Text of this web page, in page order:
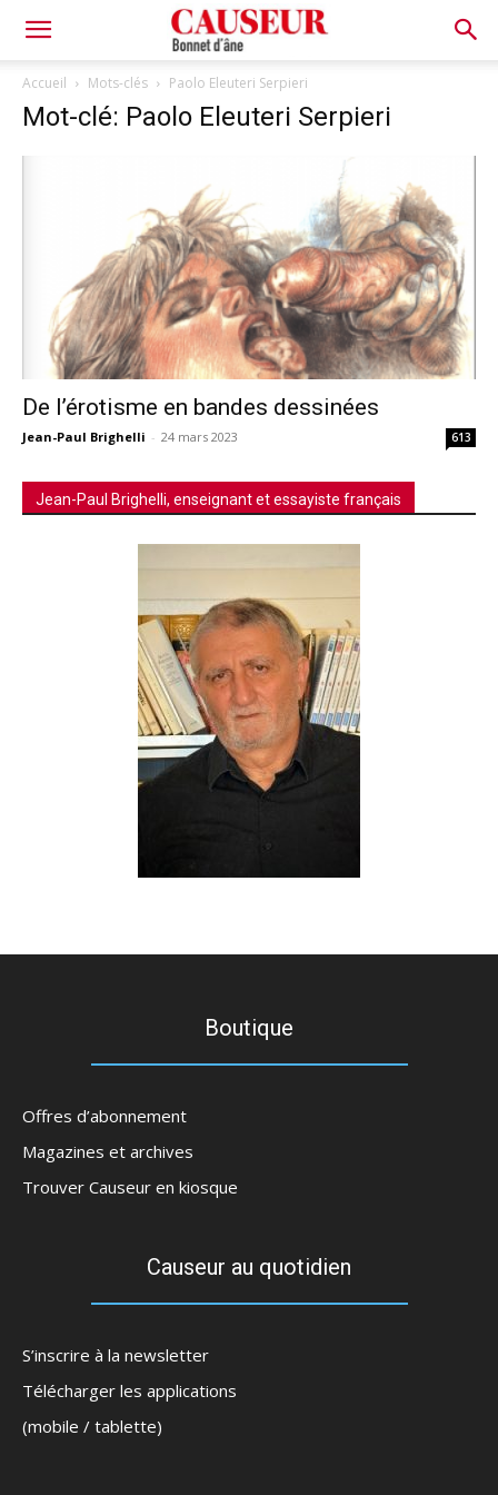
Bonnet
d'âne
Accueil Mots-clés Paolo Eleuteri Serpieri
Mot-clé: Paolo Eleuteri Serpieri
De l’érotisme en bandes dessinées
Jean-Paul Brighelli - 24 mars 2023 613
Jean-Paul Brighelli, enseignant et essayiste français
Boutique
Offres d’abonnement
Magazines et archives
Trouver Causeur en kiosque
Causeur au quotidien
S’inscrire à la newsletter
Télécharger les applications
(mobile / tablette)